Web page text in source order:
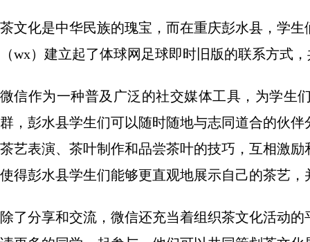
茶文化是中华民族的瑰宝，而在重庆彭水县，学
（wx）建立起了体球网足球即时旧版的联系方式
微信作为一种普及广泛的社交媒体工具，为学生
群，彭水县学生们可以随时随地与志同道合的伙
茶艺表演、茶叶制作和品尝茶叶的技巧，互相激
使得彭水县学生们能够更直观地展示自己的茶艺
除了分享和交流，微信还充当着组织茶文化活动